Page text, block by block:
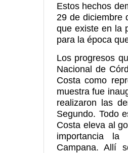
Estos hechos
29 de diciembre
que existe en la
para la época
Los progresos
Nacional de
Costa como
muestra fue
realizaron las
Segundo. Todo
Costa eleva al
importancia
Campana. Allí